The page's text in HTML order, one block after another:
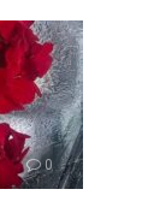
0